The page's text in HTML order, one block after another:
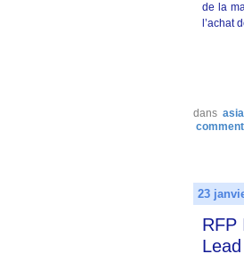
de la
l’achat
dans
23
RFP